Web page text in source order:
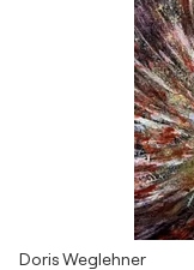
Doris Weglehner